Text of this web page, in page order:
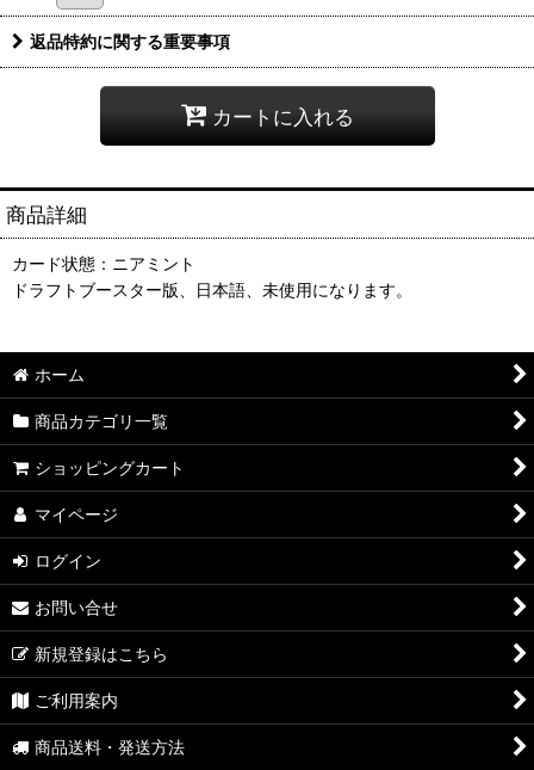
返品特約に関する重要事項
カートに入れる
商品詳細
カード状態：ニアミント
ドラフトブースター版、日本語、未使用になります。
ホーム
商品カテゴリ一覧
ショッピングカート
マイページ
ログイン
お問い合せ
新規登録はこちら
ご利用案内
商品送料・発送方法